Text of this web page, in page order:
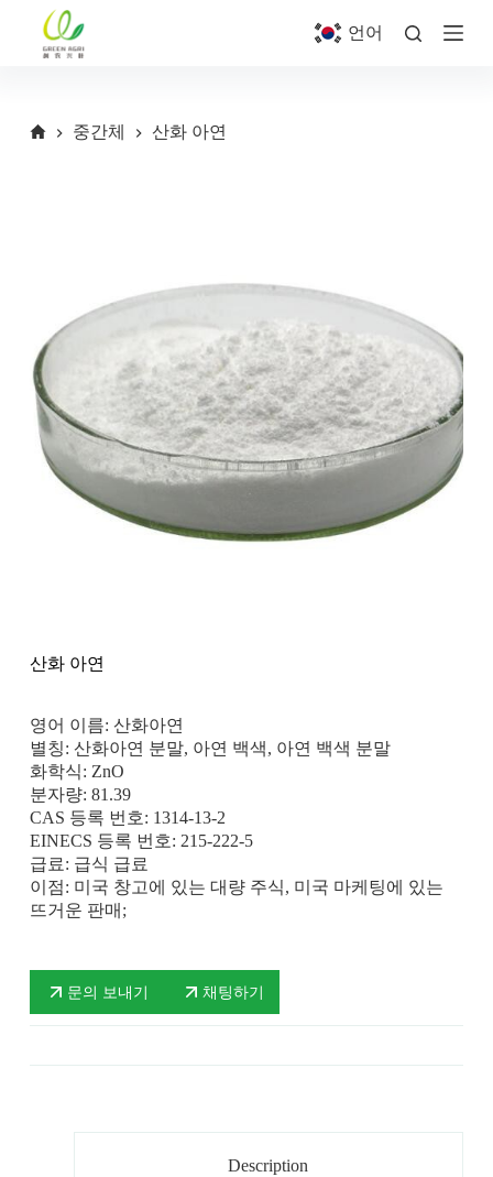
언어
중간체 산화 아연
산화 아연
영어 이름: 산화아연
별칭: 산화아연 분말, 아연 백색, 아연 백색 분말
화학식: ZnO
분자량: 81.39
CAS 등록 번호: 1314-13-2
EINECS 등록 번호: 215-222-5
급료: 급식 급료
이점: 미국 창고에 있는 대량 주식, 미국 마케팅에 있는
뜨거운 판매;
문의 보내기 채팅하기
Description